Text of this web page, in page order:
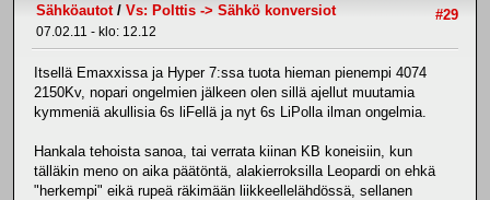
#29
Sähköautot/ Vs: Polttis -> Sähkö konversiot
07.02.11 - klo: 12.12
Itsellä Emaxxissa ja Hyper 7:ssa tuota hieman pienempi 4074
2150Kv, nopari ongelmien jälkeen olen sillä ajellut muutamia
kymmeniä akullisia 6s liFellä ja nyt 6s LiPolla ilman ongelmia.
Hankala tehoista sanoa, tai verrata kiinan KB koneisiin, kun
tälläkin meno on aika päätöntä, alakierroksilla Leopardi on ehkä
"herkempi" eikä rupeä räkimään liikkeellelähdössä, sellanen